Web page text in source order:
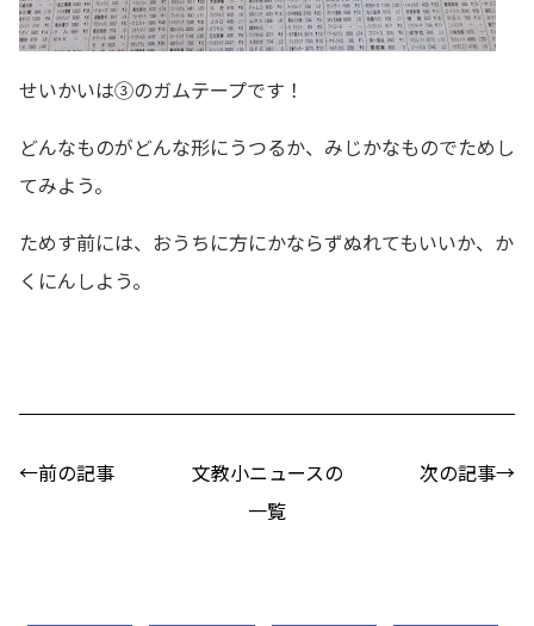
せいかいは③のガムテープです！
どんなものがどんな形にうつるか、みじかなものでためし
てみよう。
ためす前には、おうちに方にかならずぬれてもいいか、か
くにんしよう。
←前の記事
文教小ニュースの
一覧
次の記事→